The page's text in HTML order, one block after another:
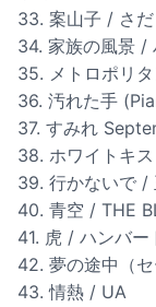
33. 案山子 / さだ
34. 家族の風景 /
35. メトロポリ
36. 汚れた手
37. すみれ
38. ホワイトキ
39. 行かないで /
40. 青空 / THE
41. 虎 / ハンバー
42. 夢の途中（
43. 情熱 / UA